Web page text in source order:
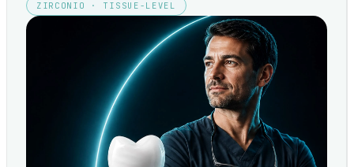
ZIRCONIO · TISSUE-LEVEL